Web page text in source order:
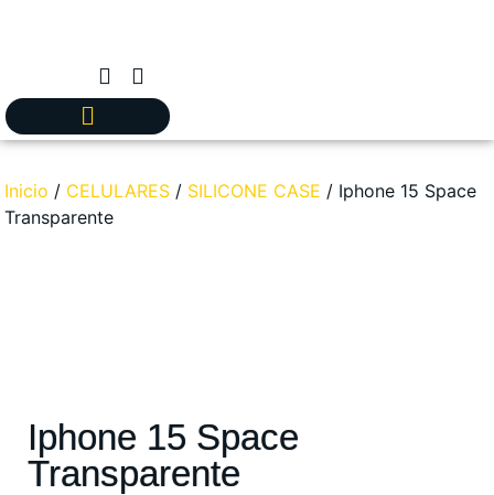
Inicio / CELULARES / SILICONE CASE / Iphone 15 Space
Transparente
Iphone 15 Space
Transparente